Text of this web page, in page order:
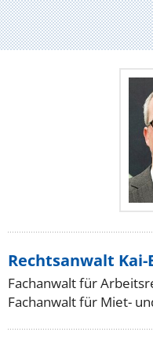
Rechtsanwalt Kai-
Fachanwalt für
Fachanwalt für Miet-